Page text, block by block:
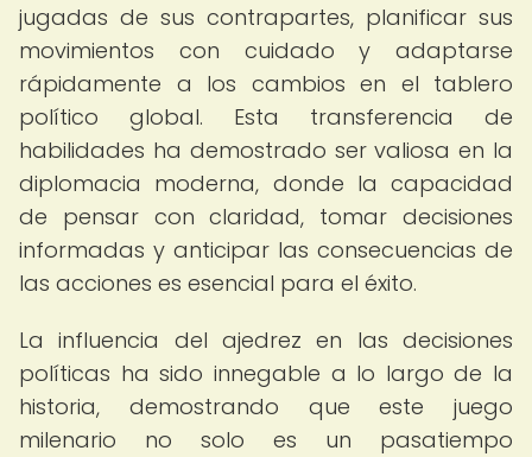
jugadas de sus contrapartes, planificar sus
movimientos con cuidado y adaptarse
rápidamente a los cambios en el tablero
político global. Esta transferencia de
habilidades ha demostrado ser valiosa en la
diplomacia moderna, donde la capacidad
de pensar con claridad, tomar decisiones
informadas y anticipar las consecuencias de
las acciones es esencial para el éxito.
La influencia del ajedrez en las decisiones
políticas ha sido innegable a lo largo de la
historia, demostrando que este juego
milenario no solo es un pasatiempo